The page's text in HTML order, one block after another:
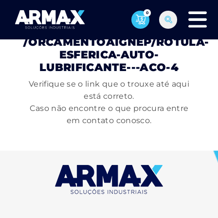
0
PÁGINA NÃO ENCONTRADA
/ORCAMENTOAIGNEP/ROTULA-
ESFERICA-AUTO-
LUBRIFICANTE---ACO-4
Verifique se o link que o trouxe até aqui
está correto.
Caso não encontre o que procura entre
em contato conosco.